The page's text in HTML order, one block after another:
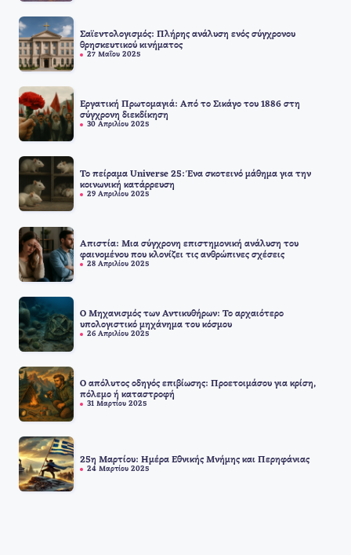
Σαϊεντολογισμός: Πλήρης ανάλυση ενός σύγχρονου
θρησκευτικού κινήματος
27 Μαΐου 2025
Εργατική Πρωτομαγιά: Από το Σικάγο του 1886 στη
σύγχρονη διεκδίκηση
30 Απριλίου 2025
Το πείραμα Universe 25: Ένα σκοτεινό μάθημα για την
κοινωνική κατάρρευση
29 Απριλίου 2025
Απιστία: Μια σύγχρονη επιστημονική ανάλυση του
φαινομένου που κλονίζει τις ανθρώπινες σχέσεις
28 Απριλίου 2025
Ο Μηχανισμός των Αντικυθήρων: Το αρχαιότερο
υπολογιστικό μηχάνημα του κόσμου
26 Απριλίου 2025
Ο απόλυτος οδηγός επιβίωσης: Προετοιμάσου για κρίση,
πόλεμο ή καταστροφή
31 Μαρτίου 2025
25η Μαρτίου: Ημέρα Εθνικής Μνήμης και Περηφάνιας
24 Μαρτίου 2025